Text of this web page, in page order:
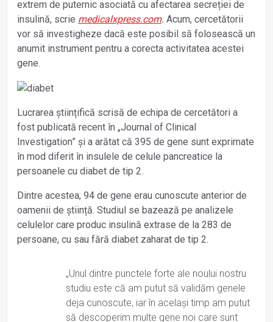
extrem de puternic asociată cu afectarea secreției de
insulină, scrie medicalxpress.com. Acum, cercetătorii
vor să investigheze dacă este posibil să folosească un
anumit instrument pentru a corecta activitatea acestei
gene.
Lucrarea științifică scrisă de echipa de cercetători a
fost publicată recent în „Journal of Clinical
Investigation” și a arătat că 395 de gene sunt exprimate
în mod diferit în insulele de celule pancreatice la
persoanele cu diabet de tip 2.
Dintre acestea, 94 de gene erau cunoscute anterior de
oamenii de știință. Studiul se bazează pe analizele
celulelor care produc insulină extrase de la 283 de
persoane, cu sau fără diabet zaharat de tip 2.
„Unul dintre punctele forte ale noului nostru
studiu este că am putut să validăm genele
deja cunoscute, iar în același timp am putut
să descoperim multe gene noi care sunt